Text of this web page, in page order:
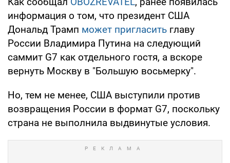
информация о том, что президент США
Дональд Трамп может пригласить главу
России Владимира Путина на следующий
саммит G7 как отдельного гостя, а вскоре
вернуть Москву в "Большую восьмерку".
Но, тем не менее, США выступили против
возвращения России в формат G7, поскольку
страна не выполнила выдвинутые условия.